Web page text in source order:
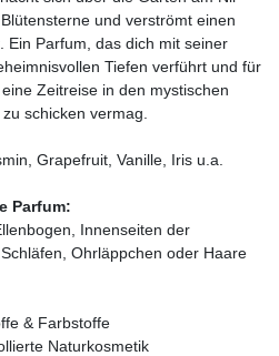
und verströmt einen
Ein Parfum, das dich mit seiner
Tiefen verführt und für
Zeitreise in den mystischen
schicken vermag.
Grapefruit, Vanille, Iris u.a.
Parfum:
Innenseiten der
Ohrläppchen oder Haare
& Farbstoffe
Naturkosmetik